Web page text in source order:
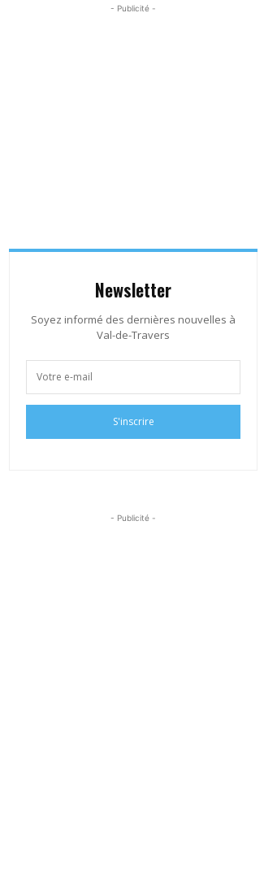
- Publicité -
Newsletter
Soyez informé des dernières nouvelles à
Val-de-Travers
S'inscrire
- Publicité -